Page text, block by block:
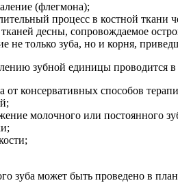
(флегмона);
процесс в костной ткани
десны, сопровождаемое
не только зуба, но и корня,
зубной единицы проводится
от консервативных способов
молочного или постоянного
зуба может быть проведено в